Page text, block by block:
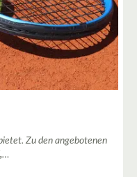
Zu den angebotenen
…
2